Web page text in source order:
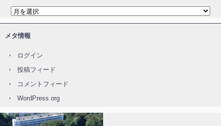
メタ情報
ログイン
投稿フィード
コメントフィード
WordPress.org